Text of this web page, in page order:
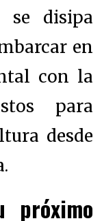
se disipa
en
con la
para
desde
próximo